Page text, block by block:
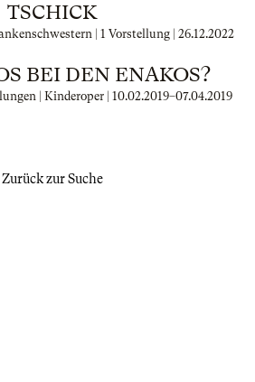
TSCHICK
| 1 Vorstellung | 26.12.2022
BEI DEN ENAKOS?
| Kinderoper | 10.02.2019–07.04.2019
Zurück zur Suche